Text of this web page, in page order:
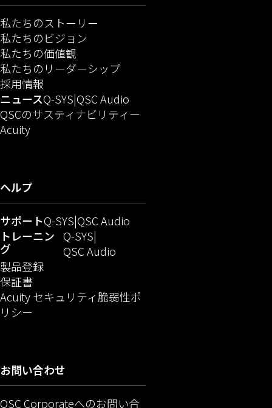
私たちのストーリー
私たちのビジョン
私たちの価値観
私たちのリーダーシップ
採用情報
ニュースQ-SYS（新しいウィンドウで開きます）
QSC Audio
QSCのサスティナビリティー
Acuity（新しいウィンドウで開きます）
ヘルプ
サポートQ-SYS（新しいウィンドウで開きます）
QSC Audio
トレーニン
グ
Q-SYS（新しいウィンドウで開きます）
QSC Audio（新しいウィンドウで開きます
製品登録（新しいウィンドウで開きます）
保証書
Acuity セキュリティ脆弱性ポ
リシー
お問い合わせ
QSC Corporateへのお問い合